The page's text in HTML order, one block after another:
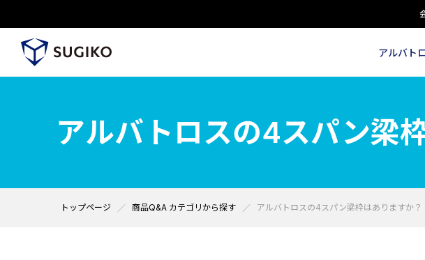
アルバト
アルバトロスの4スパン梁
トップページ 商品Q&A カテゴリから探す アルバトロスの4スパン梁枠はありますか？